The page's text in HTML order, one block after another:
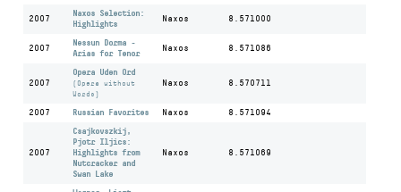
2007
Naxos Selection:
Highlights
Naxos 8.571000
2007
Nessun Dorma -
Arias for Tenor
Naxos 8.571086
2007
Opera Uden Ord
(Opera without
Words)
Naxos 8.570711
2007 Russian Favorites Naxos 8.571094
2007
Csajkovszkij,
Pjotr Iljics:
Highlights from
Nutcracker and
Swan Lake
Naxos 8.571069